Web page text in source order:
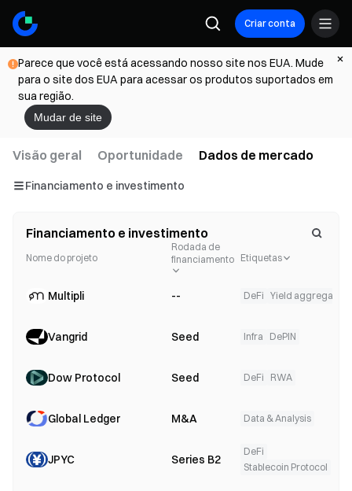
Criar conta
Parece que você está acessando nosso site nos EUA. Mude
para o site dos EUA para acessar os produtos suportados em
sua região.
Mudar de site
Visão geral Oportunidade Dados de mercado
Financiamento e investimento
Financiamento e investimento
Nome do projeto
Rodada de
financiamento Etiquetas
Multipli -- DeFi Yield aggregator
Vangrid Seed Infra DePIN
Dow Protocol Seed DeFi RWA
Global Ledger M&A Data & Analysis
JPYC Series B2
DeFi
Stablecoin Protocol